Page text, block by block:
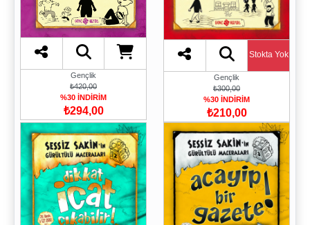
Gençlik
₺420,00
%30 İNDİRİM
₺294,00
Stokta Yok
Gençlik
₺300,00
%30 İNDİRİM
₺210,00